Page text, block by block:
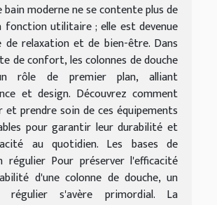
bain moderne ne se contente plus de
fonction utilitaire ; elle est devenue
de relaxation et de bien-être. Dans
de confort, les colonnes de douche
rôle de premier plan, alliant
et design. Découvrez comment
prendre soin de ces équipements
pour garantir leur durabilité et
au quotidien. Les bases de
régulier Pour préserver l'efficacité
d'une colonne de douche, un
régulier s'avère primordial. La